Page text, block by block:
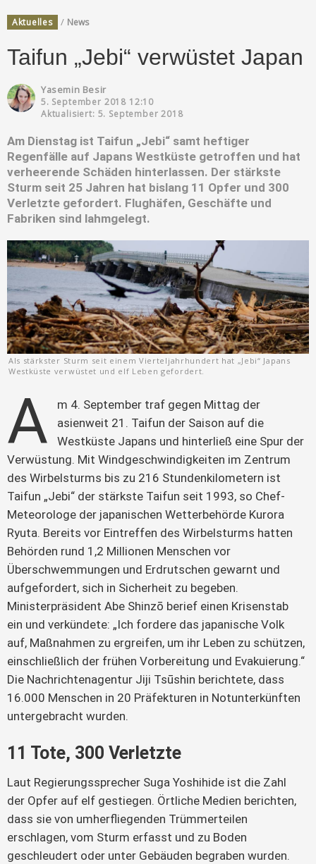
Aktuelles / News
Taifun „Jebi“ verwüstet Japan
Yasemin Besir
5. September 2018 12:10
Aktualisiert: 5. September 2018
Am Dienstag ist Taifun „Jebi“ samt heftiger
Regenfälle auf Japans Westküste getroffen und hat
verheerende Schäden hinterlassen. Der stärkste
Sturm seit 25 Jahren hat bislang 11 Opfer und 300
Verletzte gefordert. Flughäfen, Geschäfte und
Fabriken sind lahmgelegt.
Als stärkster Sturm seit einem Vierteljahrhundert hat „Jebi“ Japans
Westküste verwüstet und elf Leben gefordert.
A
m 4. September traf gegen Mittag der
asienweit 21. Taifun der Saison auf die
Westküste Japans und hinterließ eine Spur der
Verwüstung. Mit Windgeschwindigkeiten im Zentrum
des Wirbelsturms bis zu 216 Stundenkilometern ist
Taifun „Jebi“ der stärkste Taifun seit 1993, so Chef-
Meteorologe der japanischen Wetterbehörde Kurora
Ryuta. Bereits vor Eintreffen des Wirbelsturms hatten
Behörden rund 1,2 Millionen Menschen vor
Überschwemmungen und Erdrutschen gewarnt und
aufgefordert, sich in Sicherheit zu begeben.
Ministerpräsident Abe Shinzō berief einen Krisenstab
ein und verkündete: „Ich fordere das japanische Volk
auf, Maßnahmen zu ergreifen, um ihr Leben zu schützen,
einschließlich der frühen Vorbereitung und Evakuierung.“
Die Nachrichtenagentur Jiji Tsūshin berichtete, dass
16.000 Menschen in 20 Präfekturen in Notunterkünften
untergebracht wurden.
11 Tote, 300 Verletzte
Laut Regierungssprecher Suga Yoshihide ist die Zahl
der Opfer auf elf gestiegen. Örtliche Medien berichten,
dass sie von umherfliegenden Trümmerteilen
erschlagen, vom Sturm erfasst und zu Boden
geschleudert oder unter Gebäuden begraben wurden.